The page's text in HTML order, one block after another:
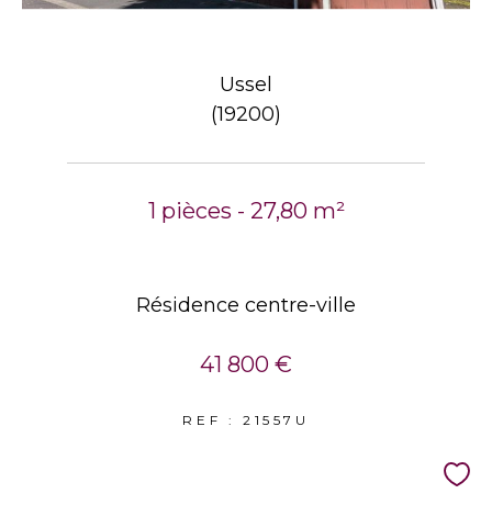
Ussel
(19200)
1 pièces - 27,80 m²
Résidence centre-ville
41 800 €
REF : 21557U